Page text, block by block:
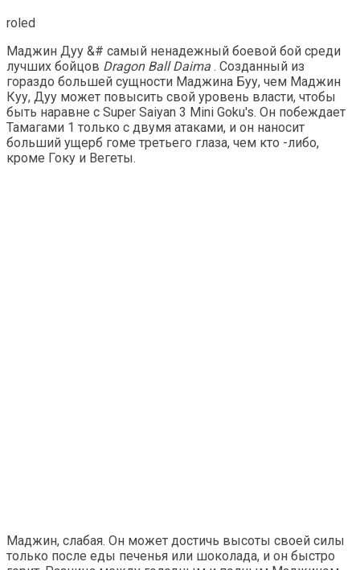
roled
Маджин Дуу &# самый ненадежный боевой бой среди
лучших бойцов Dragon Ball Daima . Созданный из
гораздо большей сущности Маджина Буу, чем Маджин
Куу, Дуу может повысить свой уровень власти, чтобы
быть наравне с Super Saiyan 3 Mini Goku's. Он побеждает
Тамагами 1 только с двумя атаками, и он наносит
больший ущерб гоме третьего глаза, чем кто -либо,
кроме Гоку и Вегеты.
Маджин, слабая. Он может достичь высоты своей силы
только после еды печенья или шоколада, и он быстро